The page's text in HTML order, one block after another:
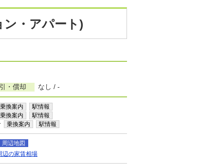
ン・アパート)
・償却 なし / -
乗換案内 駅情報
乗換案内 駅情報
乗換案内 駅情報
周辺地図
辺の家賃相場